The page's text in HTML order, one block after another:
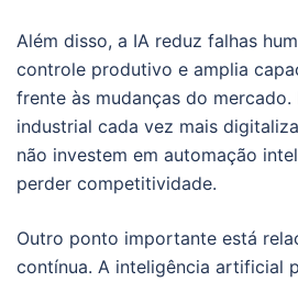
Além disso, a IA reduz falhas
controle produtivo e amplia
frente às mudanças do mercado.
industrial cada vez mais
não investem em automação
perder competitividade.
Outro ponto importante está
contínua. A inteligência artificial